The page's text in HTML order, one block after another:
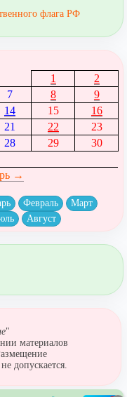
флага РФ
1
2
7 8
9
14 15
16
21 22
23
28 29
30
→
Февраль
Март
Август
"
материалов
допускается.